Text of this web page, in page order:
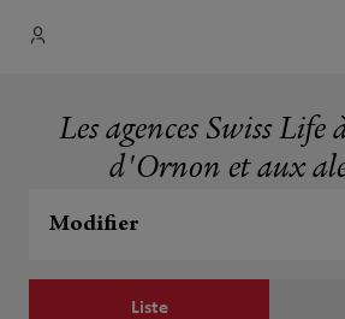
Les agences Swiss Life
d'Ornon et aux
Modifier
Liste